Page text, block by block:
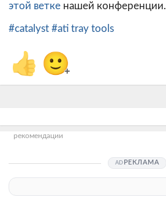
этой ветке нашей конференции.
#catalyst #ati tray tools
👍 🙂+
рекомендации
РЕКЛАМА